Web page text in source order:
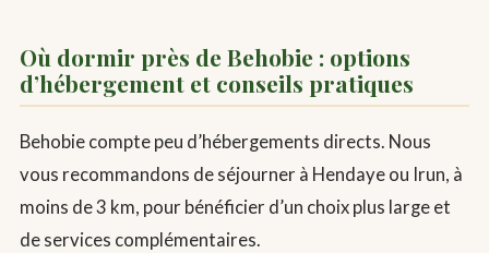
Où dormir près de Behobie : options
d’hébergement et conseils pratiques
Behobie compte peu d’hébergements directs. Nous
vous recommandons de séjourner à Hendaye ou Irun, à
moins de 3 km, pour bénéficier d’un choix plus large et
de services complémentaires.